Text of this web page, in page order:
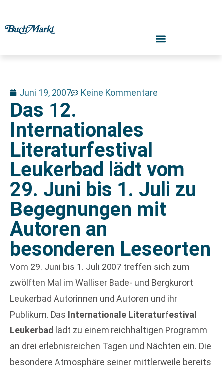
Juni 19, 2007 Keine Kommentare
Das 12.
Internationales
Literaturfestival
Leukerbad lädt vom
29. Juni bis 1. Juli zu
Begegnungen mit
Autoren an
besonderen Leseorten
Vom 29. Juni bis 1. Juli 2007 treffen sich zum
zwölften Mal im Walliser Bade- und Bergkurort
Leukerbad Autorinnen und Autoren und ihr
Publikum. Das Internationale Literaturfestival
Leukerbad
lädt zu einem reichhaltigen Programm
an drei erlebnisreichen Tagen und Nächten ein. Die
besondere Atmosphäre seiner mittlerweile bereits